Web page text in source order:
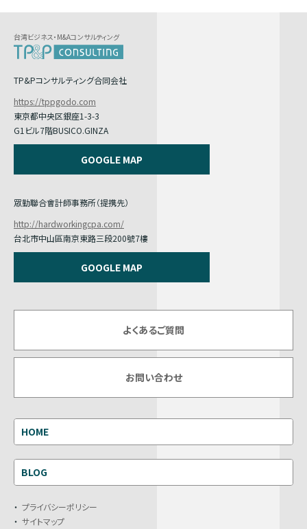
台湾ビジネス・M&Aコンサルティング
TP&Pコンサルティング合同会社
https://tppgodo.com
東京都中央区銀座1-3-3
G1ビル7階BUSICO.GINZA
GOOGLE MAP
眾勤聯合會計師事務所（提携先）
http://hardworkingcpa.com/
台北市中山區南京東路三段200號7樓
GOOGLE MAP
よくあるご質問
お問い合わせ
HOME
BLOG
プライバシーポリシー
サイトマップ